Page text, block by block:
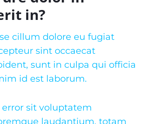
in?
cillum dolore eu fugiat
sint occaecat
sunt in culpa qui officia
id est laborum.
error sit voluptatem
laudantium, totam